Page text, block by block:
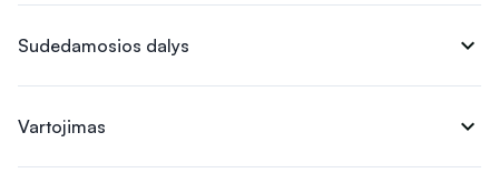
Sudedamosios dalys expand_more
Vartojimas expand_more